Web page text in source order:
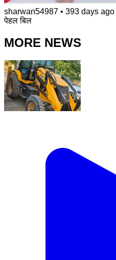
sharwan54987 • 393 days ago
पेहल बिल
MORE NEWS